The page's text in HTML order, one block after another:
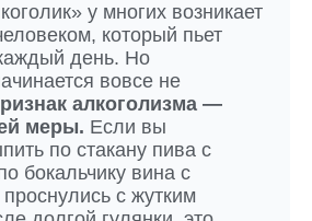
у многих возникает
который пьет
день. Но
вовсе не
алкоголизма —
меры. Если вы
по стакану пива с
бокальчику вина с
с жутким